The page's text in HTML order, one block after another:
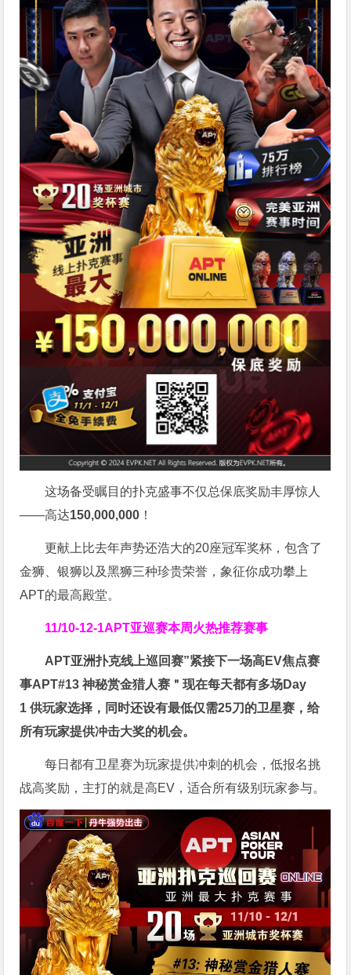
这场备受瞩目的扑克盛事不仅总保底奖励丰厚惊人
——高达150,000,000 ！
更献上比去年声势还浩大的20座冠军奖杯，包含了
金狮、银狮以及黑狮三种珍贵荣誉，象征你成功攀上
APT的最高殿堂。
11/10-12-1APT亚巡赛本周火热推荐赛事
APT亚洲扑克线上巡回赛”紧接下一场高EV焦点赛
事APT#13 神秘赏金猎人赛＂现在每天都有多场Day
1供玩家选择，同时还设有最低仅需25刀的卫星赛，给
所有玩家提供冲击大奖的机会。
每日都有卫星赛为玩家提供冲刺的机会，低报名挑
战高奖励，主打的就是高EV，适合所有级别玩家参与。